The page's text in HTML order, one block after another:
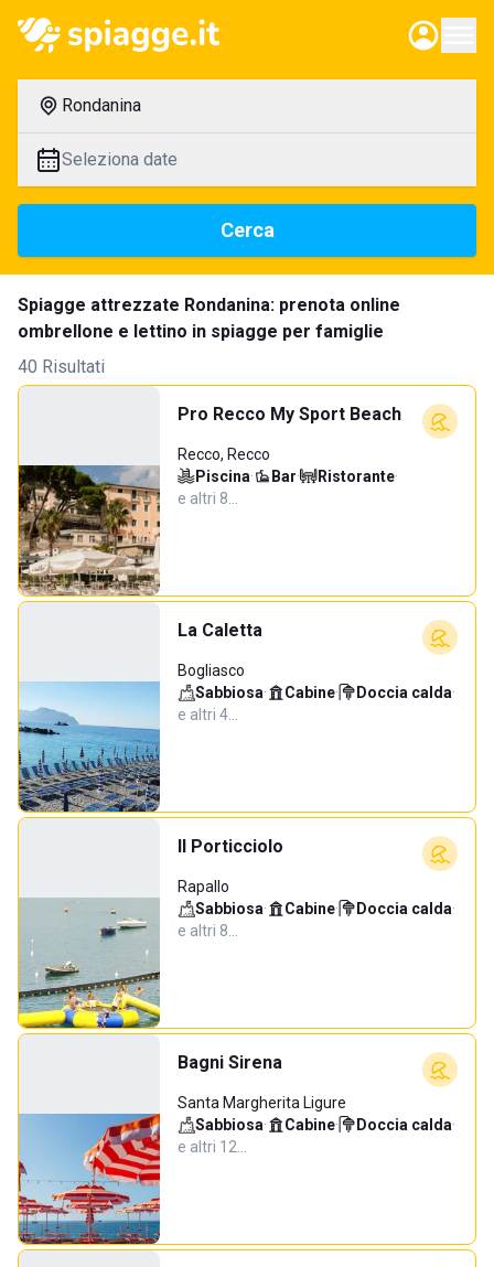
Rondanina
Seleziona date
Cerca
Spiagge attrezzate Rondanina: prenota online
ombrellone e lettino in spiagge per famiglie
40 Risultati
Pro Recco My Sport Beach
Recco, Recco
Piscina· Bar· Ristorante·
e altri 8…
La Caletta
Bogliasco
Sabbiosa· Cabine· Doccia calda·
e altri 4…
Il Porticciolo
Rapallo
Sabbiosa· Cabine· Doccia calda·
e altri 8…
Bagni Sirena
Santa Margherita Ligure
Sabbiosa· Cabine· Doccia calda·
e altri 12…